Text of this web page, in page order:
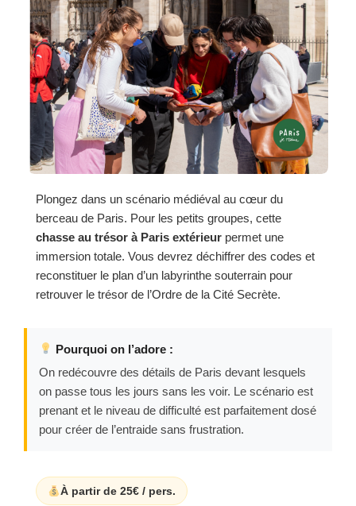
Plongez dans un scénario médiéval au cœur du
berceau de Paris. Pour les petits groupes, cette
chasse au trésor à Paris extérieur permet une
immersion totale. Vous devrez déchiffrer des codes et
reconstituer le plan d’un labyrinthe souterrain pour
retrouver le trésor de l’Ordre de la Cité Secrète.
Pourquoi on l’adore :
On redécouvre des détails de Paris devant lesquels
on passe tous les jours sans les voir. Le scénario est
prenant et le niveau de difficulté est parfaitement dosé
pour créer de l’entraide sans frustration.
À partir de 25€ / pers.